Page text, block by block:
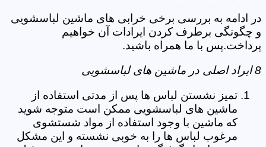
در ادامه به بررسی برخی خرابی های ماشین لباسشویی
و چگونگی برطرف کردن ایرادات آن خواهیم
پرداخت.پس با ما همراه باشید.
8 ایراد اصلی در ماشین های لباسشویی
تمیز نشستن لباس ها پس از مدتی استفاده از
ماشین های لباسشویی ممکن است متوجه شوید
که ماشین با وجود استفاده از مواد شستشوی
مرغوب لباس ها را به خوبی نشسته و این مشکل